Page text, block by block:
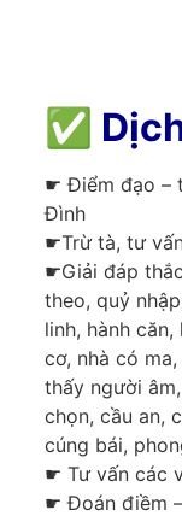
✅
☛ Điểm đạo –
Đình
☛Trừ tà, tư
☛Giải đáp
theo, quỷ
linh, hành
cơ, nhà có
thấy người
chọn, cầu an,
cúng bái,
☛ Tư vấn các
☛ Đoán điềm